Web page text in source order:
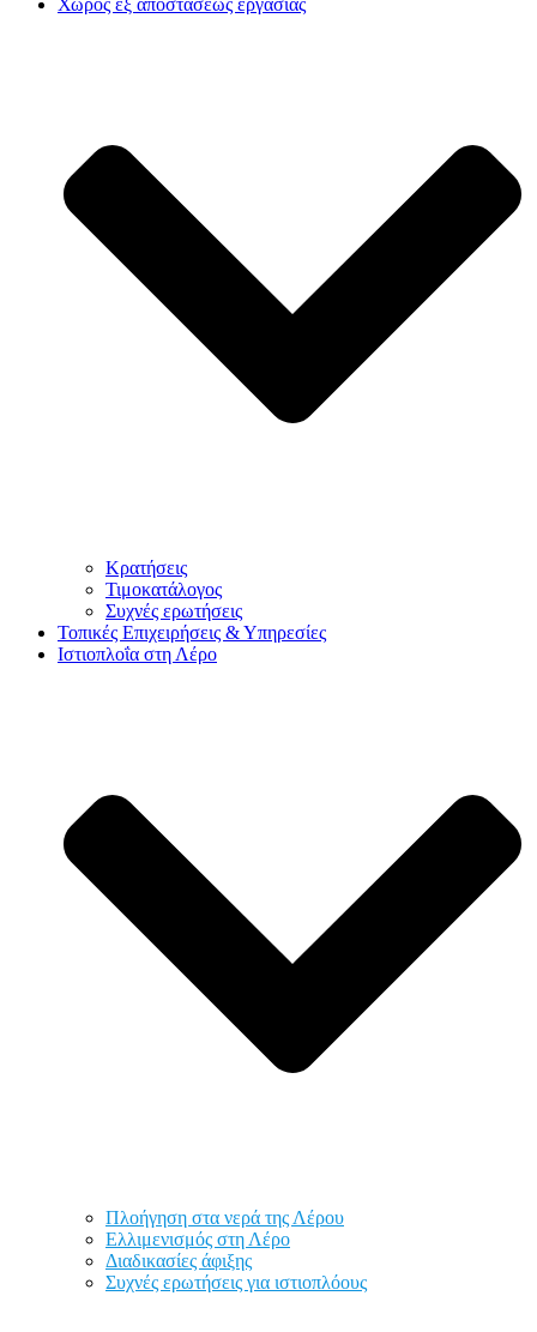
Χώρος εξ αποστάσεως εργασίας
Κρατήσεις
Τιμοκατάλογος
Συχνές ερωτήσεις
Τοπικές Επιχειρήσεις & Υπηρεσίες
Ιστιοπλοΐα στη Λέρο
Πλοήγηση στα νερά της Λέρου
Ελλιμενισμός στη Λέρο
Διαδικασίες άφιξης
Συχνές ερωτήσεις για ιστιοπλόους